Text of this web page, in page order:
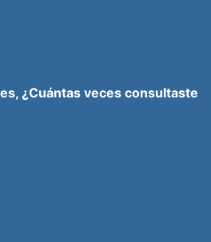
¿Cuántas veces consultaste